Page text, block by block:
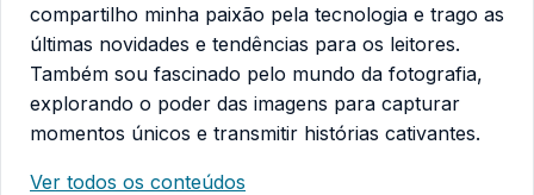
compartilho minha paixão pela tecnologia e trago as
últimas novidades e tendências para os leitores.
Também sou fascinado pelo mundo da fotografia,
explorando o poder das imagens para capturar
momentos únicos e transmitir histórias cativantes.
Ver todos os conteúdos